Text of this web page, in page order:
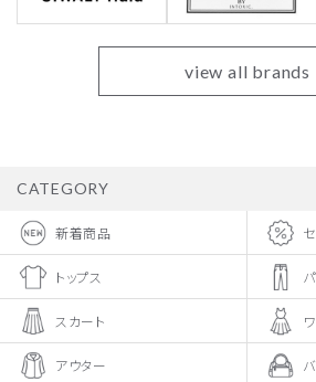
view all brands
CATEGORY
新着商品
トップス
スカート
アウター